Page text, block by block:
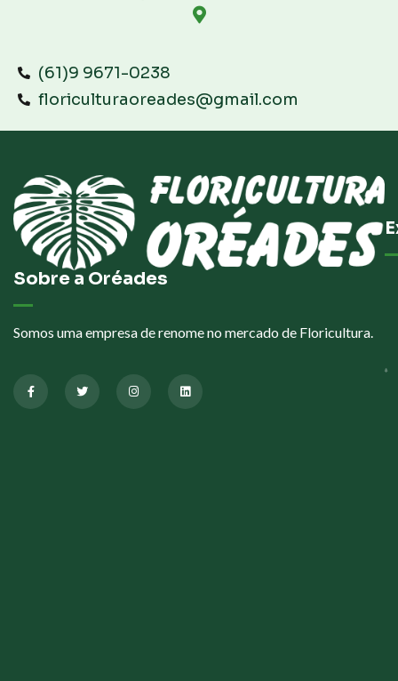
(61)9 9671-0238
floriculturaoreades@gmail.com
Sobre a Oréades
Somos uma empresa de renome no mercado de Floricultura.